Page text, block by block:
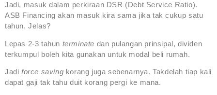
Jadi, masuk dalam perkiraan DSR (Debt Service Ratio).
ASB Financing akan masuk kira sama jika tak cukup satu
tahun. Jelas?
Lepas 2-3 tahun terminate dan pulangan prinsipal, dividen
terkumpul boleh kita gunakan untuk modal beli rumah.
Jadi force saving korang juga sebenarnya. Takdelah tiap kali
dapat gaji tak tahu duit korang pergi ke mana.